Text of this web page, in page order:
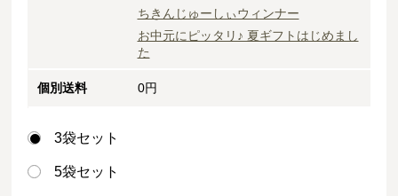
ちきんじゅーしぃウィンナー
お中元にピッタリ♪ 夏ギフトはじめまし
た
個別送料 0円
3袋セット
5袋セット